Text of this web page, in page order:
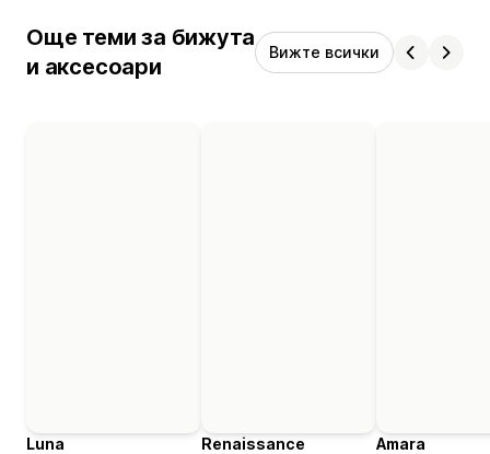
Още теми за бижута
и аксесоари
Вижте всички
Luna
Renaissance
Amara